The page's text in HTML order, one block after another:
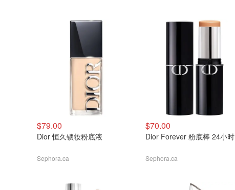
$79.00
Dior 恒久锁妆粉底液
Sephora.ca
$70.00
Dior Forever 粉底棒 24小时
Sephora.ca